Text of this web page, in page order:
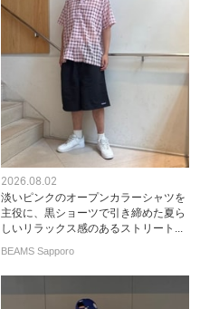
2026.08.02
淡いピンクのオープンカラーシャツを
主役に、黒ショーツで引き締めた夏ら
しいリラックス感のあるストリート...
BEAMS Sapporo